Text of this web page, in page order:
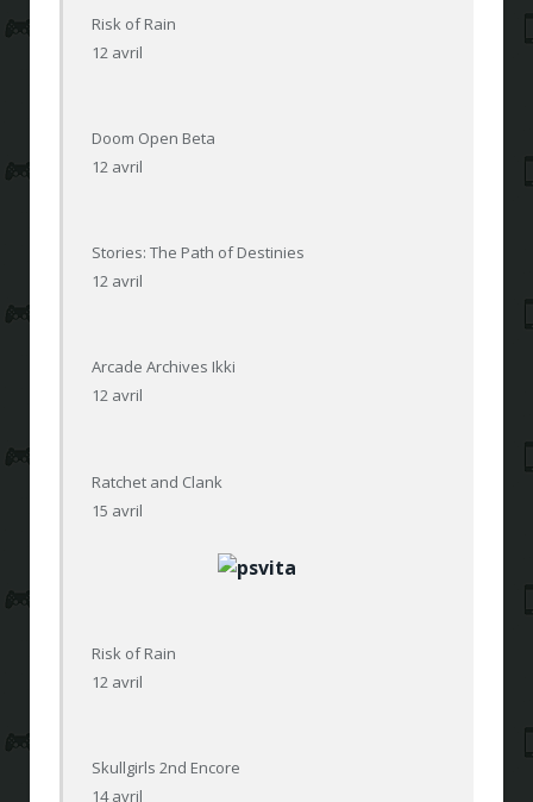
Risk of Rain
12 avril
Doom Open Beta
12 avril
Stories: The Path of Destinies
12 avril
Arcade Archives Ikki
12 avril
Ratchet and Clank
15 avril
Risk of Rain
12 avril
Skullgirls 2nd Encore
14 avril